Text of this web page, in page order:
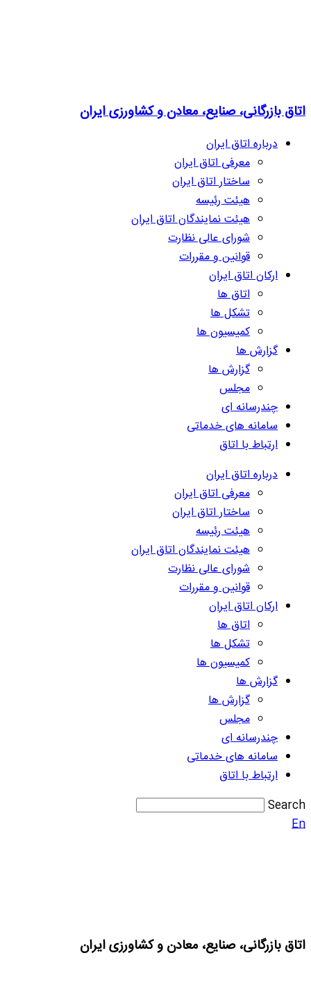
اتاق بازرگانی، صنایع، معادن و کشاورزی ایران
درباره اتاق ایران
معرفی اتاق ایران
ساختار اتاق ایران
هیئت رئیسه
هیئت نمایندگان اتاق ایران
شورای عالی نظارت
قوانین و مقررات
ارکان اتاق ایران
اتاق ها
تشکل ها
کمیسیون ها
گزارش ها
گزارش ها
مجلس
چندرسانه ای
سامانه های خدماتی
ارتباط با اتاق
درباره اتاق ایران
معرفی اتاق ایران
ساختار اتاق ایران
هیئت رئیسه
هیئت نمایندگان اتاق ایران
شورای عالی نظارت
قوانین و مقررات
ارکان اتاق ایران
اتاق ها
تشکل ها
کمیسیون ها
گزارش ها
گزارش ها
مجلس
چندرسانه ای
سامانه های خدماتی
ارتباط با اتاق
Search
En
اتاق بازرگانی، صنایع، معادن و کشاورزی ایران